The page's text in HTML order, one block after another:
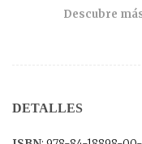
Descubre
DETALLES